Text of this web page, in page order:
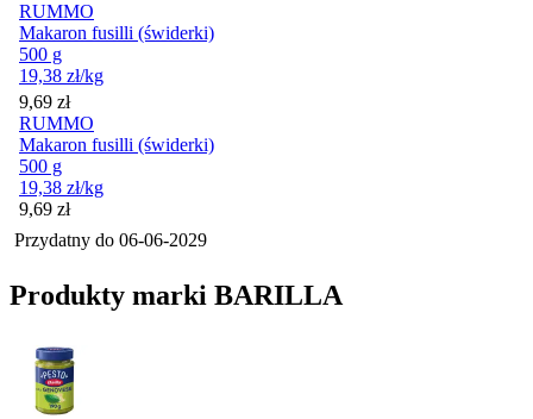
RUMMO
Makaron fusilli (świderki)
500 g
19,38 zł/kg
Cena
9,69 zł
RUMMO
Makaron fusilli (świderki)
500 g
19,38 zł/kg
Cena
9,69 zł
Przydatny do 06-06-2029
Produkty marki BARILLA